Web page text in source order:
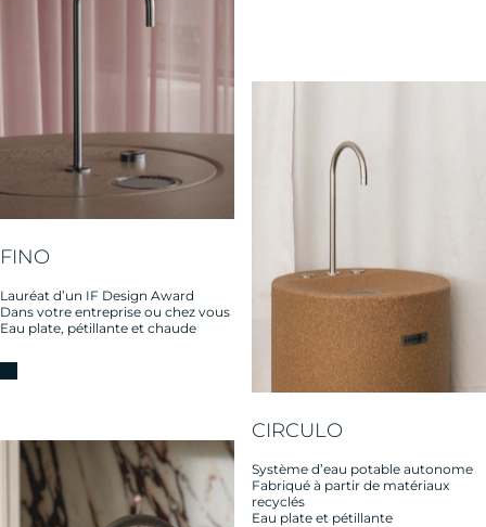
FINO
Lauréat d’un IF Design Award
Dans votre entreprise ou chez vous
Eau plate, pétillante et chaude
CIRCULO
Système d’eau potable autonome
Fabriqué à partir de matériaux
recyclés
Eau plate et pétillante